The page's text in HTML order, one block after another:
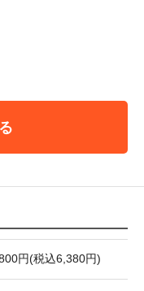
円(税込6,380円)